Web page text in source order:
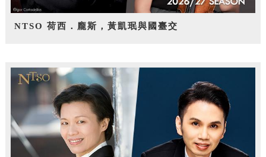
NTSO 荷西．龐斯，黃凱珉與國臺交